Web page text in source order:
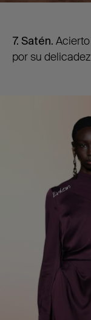
7. Satén.
por su